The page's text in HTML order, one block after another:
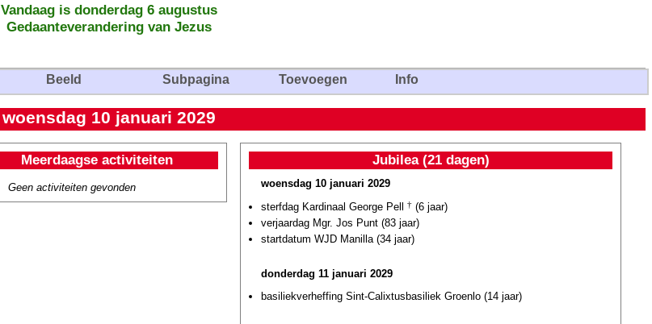
Vandaag is donderdag 6 augustus
Gedaanteverandering van Jezus
Beeld Subpagina Toevoegen Info
woensdag 10 januari 2029
Meerdaagse activiteiten
Geen activiteiten gevonden
Jubilea (21 dagen)
woensdag 10 januari 2029
sterfdag Kardinaal George Pell † (6 jaar)
verjaardag Mgr. Jos Punt (83 jaar)
startdatum WJD Manilla (34 jaar)
donderdag 11 januari 2029
basiliekverheffing Sint-Calixtusbasiliek Groenlo (14 jaar)